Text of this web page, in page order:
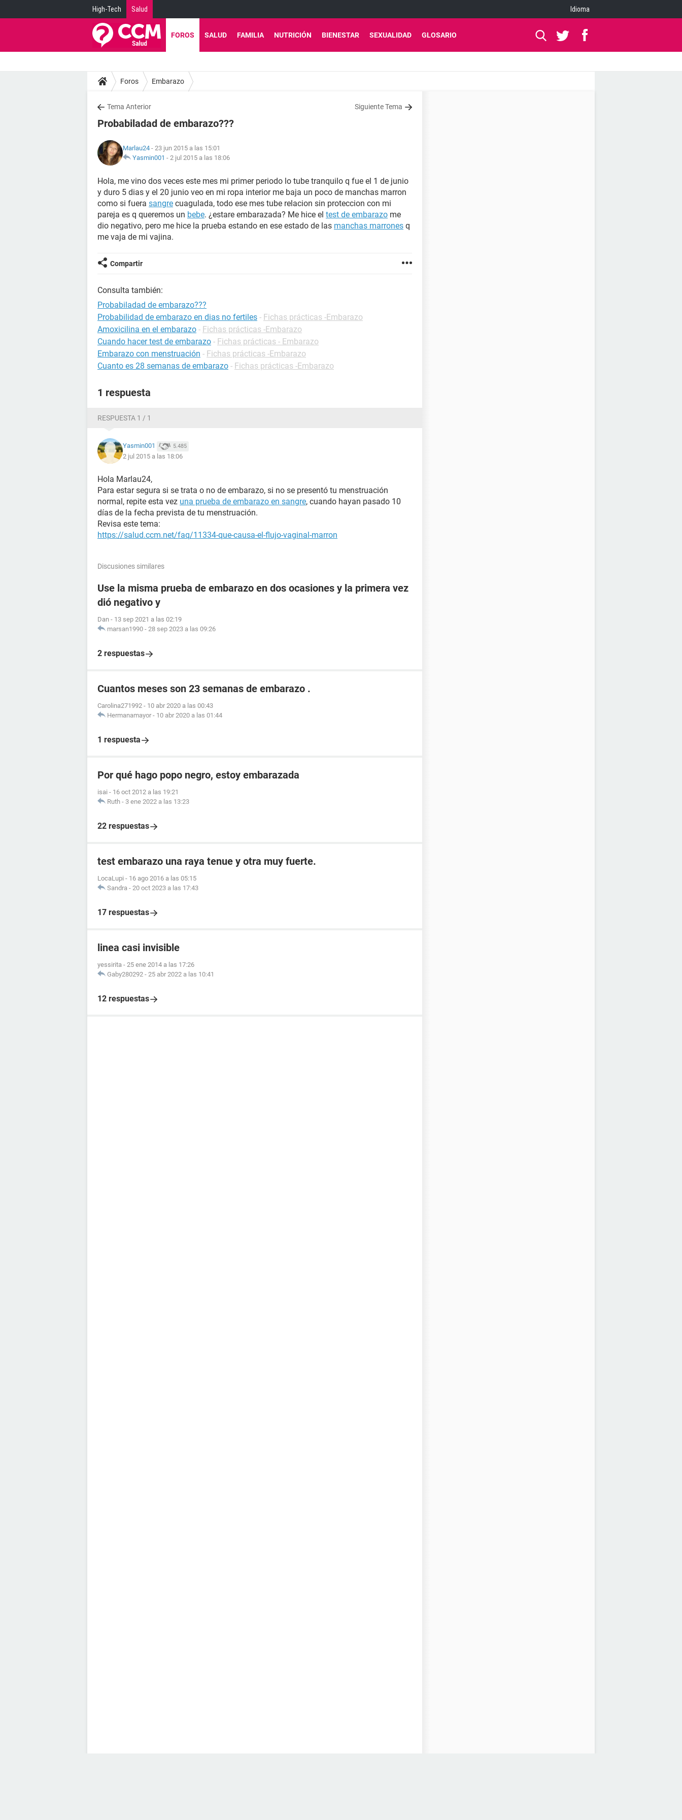
High-Tech Salud Idioma
FOROS SALUD FAMILIA NUTRICIÓN BIENESTAR SEXUALIDAD GLOSARIO
Foros Embarazo
Tema Anterior Siguiente Tema
Probabiladad de embarazo???
Marlau24 - 23 jun 2015 a las 15:01
Yasmin001 - 2 jul 2015 a las 18:06
Hola, me vino dos veces este mes mi primer periodo lo tube tranquilo q fue el 1 de junio
y duro 5 dias y el 20 junio veo en mi ropa interior me baja un poco de manchas marron
como si fuera sangre cuagulada, todo ese mes tube relacion sin proteccion con mi
pareja es q queremos un bebe. ¿estare embarazada? Me hice el test de embarazo me
dio negativo, pero me hice la prueba estando en ese estado de las manchas marrones q
me vaja de mi vajina.
Compartir
Consulta también:
Probabiladad de embarazo???
Probabilidad de embarazo en dias no fertiles - Fichas prácticas -Embarazo
Amoxicilina en el embarazo - Fichas prácticas -Embarazo
Cuando hacer test de embarazo - Fichas prácticas - Embarazo
Embarazo con menstruación - Fichas prácticas -Embarazo
Cuanto es 28 semanas de embarazo - Fichas prácticas -Embarazo
1 respuesta
RESPUESTA 1 / 1
Yasmin001 5.485
2 jul 2015 a las 18:06
Hola Marlau24,
Para estar segura si se trata o no de embarazo, si no se presentó tu menstruación
normal, repite esta vez una prueba de embarazo en sangre, cuando hayan pasado 10
días de la fecha prevista de tu menstruación.
Revisa este tema:
https://salud.ccm.net/faq/11334-que-causa-el-flujo-vaginal-marron
Discusiones similares
Use la misma prueba de embarazo en dos ocasiones y la primera vez
dió negativo y
Dan - 13 sep 2021 a las 02:19
marsan1990 - 28 sep 2023 a las 09:26
2 respuestas
Cuantos meses son 23 semanas de embarazo .
Carolina271992 - 10 abr 2020 a las 00:43
Hermanamayor - 10 abr 2020 a las 01:44
1 respuesta
Por qué hago popo negro, estoy embarazada
isai - 16 oct 2012 a las 19:21
Ruth - 3 ene 2022 a las 13:23
22 respuestas
test embarazo una raya tenue y otra muy fuerte.
LocaLupi - 16 ago 2016 a las 05:15
Sandra - 20 oct 2023 a las 17:43
17 respuestas
linea casi invisible
yessirita - 25 ene 2014 a las 17:26
Gaby280292 - 25 abr 2022 a las 10:41
12 respuestas